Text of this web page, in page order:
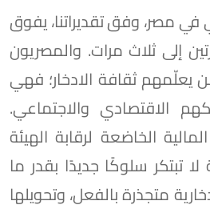
في مصر، وفق تقديراتنا، يفوق
إلى ثلاث مرات. والمصريون
يعلّمهم ثقافة الادخار؛ فهي
الاقتصادي والاجتماعي.
الخاضعة لرقابة الهيئة
لا تبتكر سلوكًا جديدًا بقدر ما
متجذرة بالفعل، وتحويلها